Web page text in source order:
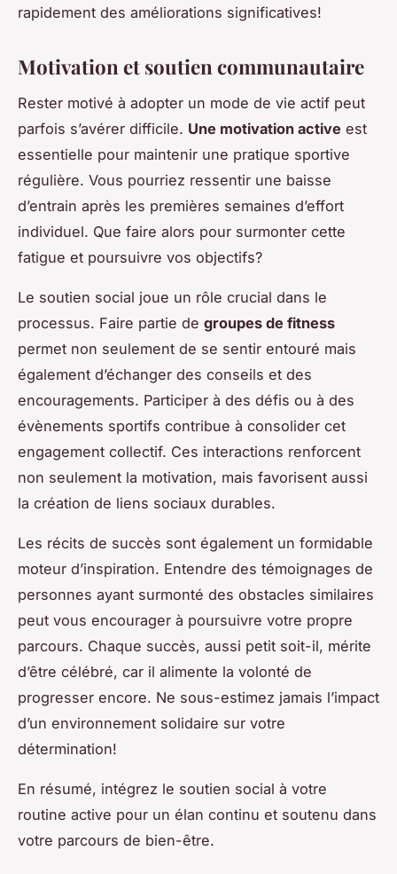
rapidement des améliorations significatives!
Motivation et soutien communautaire
Rester motivé à adopter un mode de vie actif peut
parfois s’avérer difficile. Une motivation active est
essentielle pour maintenir une pratique sportive
régulière. Vous pourriez ressentir une baisse
d’entrain après les premières semaines d’effort
individuel. Que faire alors pour surmonter cette
fatigue et poursuivre vos objectifs?
Le soutien social joue un rôle crucial dans le
processus. Faire partie de groupes de fitness
permet non seulement de se sentir entouré mais
également d’échanger des conseils et des
encouragements. Participer à des défis ou à des
évènements sportifs contribue à consolider cet
engagement collectif. Ces interactions renforcent
non seulement la motivation, mais favorisent aussi
la création de liens sociaux durables.
Les récits de succès sont également un formidable
moteur d’inspiration. Entendre des témoignages de
personnes ayant surmonté des obstacles similaires
peut vous encourager à poursuivre votre propre
parcours. Chaque succès, aussi petit soit-il, mérite
d’être célébré, car il alimente la volonté de
progresser encore. Ne sous-estimez jamais l’impact
d’un environnement solidaire sur votre
détermination!
En résumé, intégrez le soutien social à votre
routine active pour un élan continu et soutenu dans
votre parcours de bien-être.